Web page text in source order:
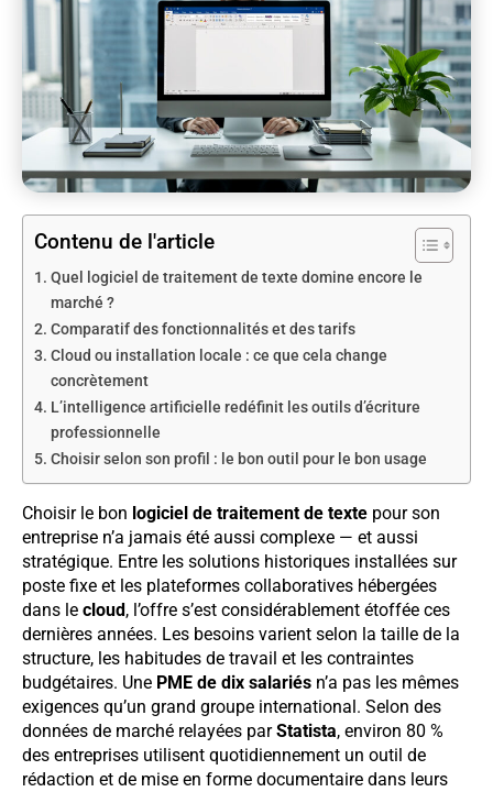
Contenu de l'article
Quel logiciel de traitement de texte domine encore le
marché ?
Comparatif des fonctionnalités et des tarifs
Cloud ou installation locale : ce que cela change
concrètement
L’intelligence artificielle redéfinit les outils d’écriture
professionnelle
Choisir selon son profil : le bon outil pour le bon usage
Choisir le bon logiciel de traitement de texte pour son
entreprise n’a jamais été aussi complexe — et aussi
stratégique. Entre les solutions historiques installées sur
poste fixe et les plateformes collaboratives hébergées
dans le cloud , l’offre s’est considérablement étoffée ces
dernières années. Les besoins varient selon la taille de la
structure, les habitudes de travail et les contraintes
budgétaires. Une PME de dix salariés n’a pas les mêmes
exigences qu’un grand groupe international. Selon des
données de marché relayées parStatista, environ 80 %
des entreprises utilisent quotidiennement un outil de
rédaction et de mise en forme documentaire dans leurs